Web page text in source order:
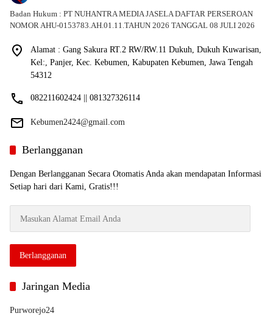
Badan Hukum : PT NUHANTRA MEDIA JASELA DAFTAR PERSEROAN
NOMOR AHU-0153783.AH.01.11.TAHUN 2026 TANGGAL 08 JULI 2026
Alamat : Gang Sakura RT.2 RW/RW.11 Dukuh, Dukuh Kuwarisan,
Kel:, Panjer, Kec. Kebumen, Kabupaten Kebumen, Jawa Tengah
54312
082211602424 || 081327326114
Kebumen2424@gmail.com
Berlangganan
Dengan Berlangganan Secara Otomatis Anda akan mendapatan Informasi
Setiap hari dari Kami, Gratis!!!
Alamat
Berlangganan
Jaringan Media
Purworejo24